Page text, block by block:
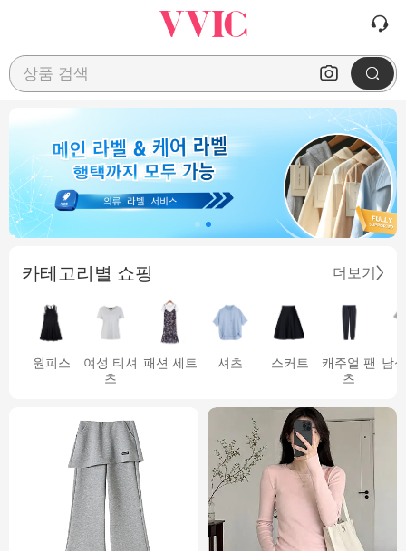
상품 검색
카테고리별 쇼핑 더보기
원피스
여성 티셔
츠
패션 세트 셔츠 스커트
캐주얼 팬
츠
남